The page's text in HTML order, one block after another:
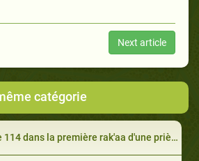
Next article
catégorie
dans la première rak'aa d'une prière